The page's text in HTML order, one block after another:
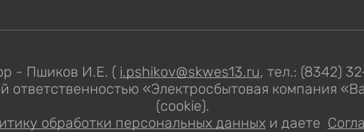
- Пшиков И.Е. ( i.pshikov@skwes13.ru, тел.: (8342)
ответственностью «Электросбытовая компания
(cookie).
обработки персональных данныхи даете